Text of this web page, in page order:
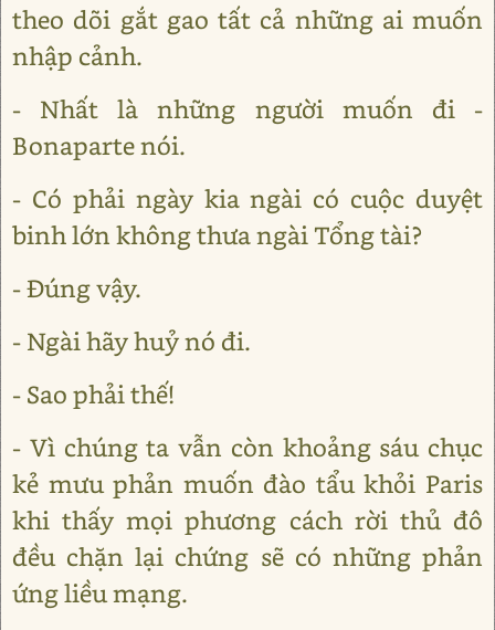
theo dõi gắt gao tất cả những ai muốn
nhập cảnh.
- Nhất là những người muốn đi -
Bonaparte nói.
- Có phải ngày kia ngài có cuộc duyệt
binh lớn không thưa ngài Tổng tài?
- Đúng vậy.
- Ngài hãy huỷ nó đi.
- Sao phải thế!
- Vì chúng ta vẫn còn khoảng sáu chục
kẻ mưu phản muốn đào tẩu khỏi Paris
khi thấy mọi phương cách rời thủ đô
đều chặn lại chứng sẽ có những phản
ứng liều mạng.